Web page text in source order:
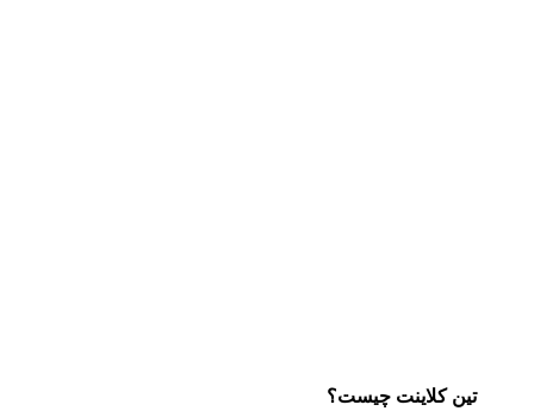
تین کلاینت چیست؟